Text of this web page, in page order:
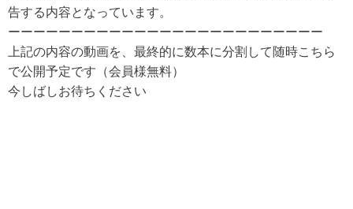
告する内容となっています。
ーーーーーーーーーーーーーーーーーーーーーーーーー
上記の内容の動画を、最終的に数本に分割して随時こちら
で公開予定です（会員様無料）
今しばしお待ちください